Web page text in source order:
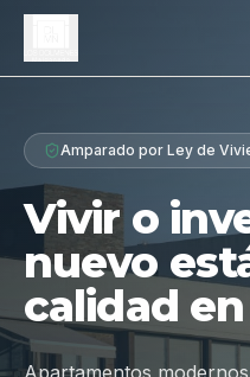
Proyecto
Diferenciales
Tipologías
Galería
Ubicación
Amparado por Ley de
Vivir o
nuevo
calidad en
Apartamentos